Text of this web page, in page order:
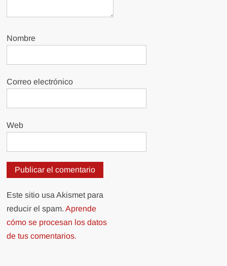
Nombre
Correo electrónico
Web
Este sitio usa Akismet para
reducir el spam.Aprende
cómo se procesan los datos
de tus comentarios.